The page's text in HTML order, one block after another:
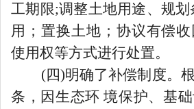
工期限;调整土地用途、规
用 ； 置换土地 ； 协议有偿
使用权等方式进行处置。
(四)明确了补偿制度。
条，因生态环 境保护、基